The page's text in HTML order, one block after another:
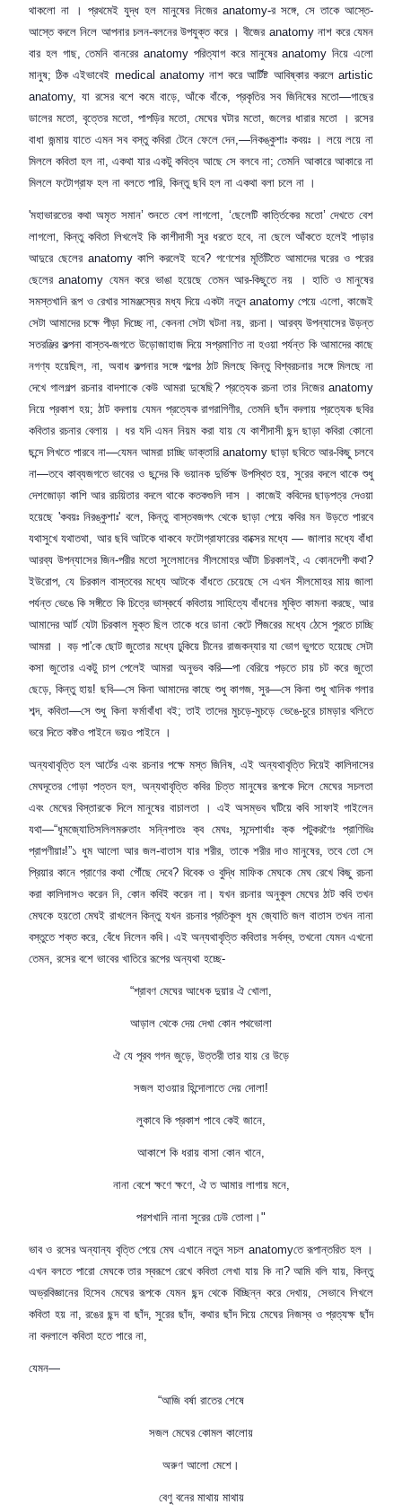
থাকলো না । প্রথমেই যুদ্ধ হল মানুষের নিজের anatomy-র সঙ্গে, সে তাকে আস্তে-
আস্তে বদলে নিলে আপনার চলন-বলনের উপযুক্ত করে । বীজের anatomy নাশ করে যেমন
বার হল গাছ,তেমনি বানরেরanatomy পরিত্যাগ করে মানুষেরanatomyনিয়ে এলো
মানুষ;ঠিক এইভাবেই medical anatomyনাশ করে আর্টিষ্ট আবিষ্কার করলেartistic
anatomy, যা রসের বশে কমে বাড়ে,আঁকে বাঁকে,প্রকৃতির সব জিনিষের মতো—গাছের
ডালের মতো, বৃত্তের মতো, পাপড়ির মতো, মেঘের ঘটার মতো, জলের ধারার মতো । রসের
বাধা জন্মায় যাতে এমন সব বস্তু কবিরা টেনে ফেলে দেন,—নিকঙ্কুশাঃ কবয়ঃ । লয়ে লয়ে না
মিললে কবিতা হল না, একথা যার একটু কবিত্ব আছে সে বলবে না;তেমনি আকারে আকারে না
মিললে ফটোগ্রাফ হল না বলতে পারি, কিন্তু ছবি হল না একথা বলা চলে না ।
'মহাভারতের কথা অমৃত সমান’ শুনতে বেশ লাগলো, ‘ছেলেটি কার্ত্তিকের মতো’ দেখতে বেশ
লাগলো, কিন্তু কবিতা লিখলেই কি কাশীদাসী সুর ধরতে হবে, না ছেলে আঁকতে হলেই পাড়ার
আদুরে ছেলের anatomyকাপি করলেই হবে? গণেশের মূর্তিটিতে আমাদের ঘরের ও পরের
ছেলেরanatomy যেমন করে ভাঙা হয়েছে তেমন আর-কিছুতে নয় । হাতি ও মানুষের
সমস্তখানি রূপ ও রেখার সামঞ্জস্যের মধ্য দিয়ে একটা নতুন anatomyপেয়ে এলো,কাজেই
সেটা আমাদের চক্ষেপীড়া দিচ্ছে না, কেননা সেটা ঘটনা নয়, রচনা। আরব্য উপন্যাসের উড়ন্ত
সতরঞ্জির কল্পনা বাস্তব-জগতে উড়োজাহাজ দিয়ে সপ্রমাণিত না হওয়া পর্যন্ত কি আমাদের কাছে
নগণ্য হয়েছিল,না, অবাধ কল্পনার সঙ্গে গল্পের ঠাট মিলছে কিন্তু বিশ্বরচনার সঙ্গে মিলছে না
দেখে গালগল্প রচনার বাদশাকে কেউ আমরা দুষেছি? প্রত্যেক রচনা তার নিজেরanatomy
নিয়ে প্রকাশ হয়; ঠাট বদলায় যেমন প্রত্যেক রাগরাগিণীর,তেমনিছাঁদবদলায় প্রত্যেক ছবির
কবিতার রচনার বেলায় । ধর যদি এমন নিয়ম করা যায় যে কাশীদাসী ছন্দ ছাড়া কবিরা কোনো
ছন্দে লিখতে পারবে না—যেমন আমরা চাচ্ছি ডাক্তারি anatomy ছাড়া ছবিতে আর-কিছু চলবে
না—তবে কাব্যজগতে ভাবের ও ছন্দের কি ভয়ানক দুর্ভিক্ষ উপস্থিত হয়, সুরের বদলে থাকে শুধু
দেশজোড়া কাশি আর রচয়িতার বদলে থাকে কতকগুলি দাস । কাজেই কবিদের ছাড়পত্র দেওয়া
হয়েছে 'কবয়ঃ নিরঙ্কুশাঃ' বলে, কিন্তু বাস্তবজগৎ থেকে ছাড়া পেয়ে কবির মন উড়তে পারবে
যথাসুখে যথাতথা, আর ছবি আটকে থাকবে ফটোগ্রাফারের বাক্সের মধ্যে — জালার মধ্যে বাঁধা
আরব্য উপন্যাসের জিন-পরীর মতো সুলেমানের সীলমোহর আঁটা চিরকালই, এ কোনদেশী কথা?
ইউরোপ,যে চিরকাল বাস্তবের মধ্যে আটকে বাঁধতে চেয়েছে সে এখন সীলমোহর মায় জালা
পর্যন্ত ভেঙে কি সঙ্গীতে কি চিত্রে ভাস্কর্যে কবিতায় সাহিত্যে বাঁধনের মুক্তি কামনা করছে,আর
আমাদের আর্ট যেটা চিরকাল মুক্ত ছিল তাকে ধরে ডানা কেটে পিঁজরের মধ্যে ঠেসে পুরতে চাচ্ছি
আমরা । বড় পা'কে ছোট জুতোর মধ্যে ঢুকিয়ে চীনের রাজকন্যার যা ভোগ ভুগতে হয়েছে সেটা
কসা জুতোর একটু চাপ পেলেই আমরা অনুভব করি—পা বেরিয়ে পড়তে চায় চট করে জুতো
ছেড়ে,কিন্তু হায়! ছবি—সে কিনা আমাদের কাছে শুধু কাগজ,সুর—সে কিনা শুধু খানিক গলার
শব্দ,কবিতা—সে শুধু কিনা ফর্মাবাঁধা বই;তাই তাদের মুচড়ে-মুচড়ে ভেঙে-চুরে চামড়ার থলিতে
ভরে দিতে কষ্টও পাইনে ভয়ও পাইনে ।
অন্যথাবৃত্তি হল আর্টের এবং রচনার পক্ষে মস্ত জিনিষ, এই অন্যথাবৃত্তি দিয়েই কালিদাসের
মেঘদূতের গোড়া পত্তন হল,অন্যথাবৃত্তি কবির চিত্ত মানুষের রূপকে দিলে মেঘের সচলতা
এবং মেঘের বিস্তারকে দিলে মানুষের বাচালতা । এই অসম্ভব ঘটিয়ে কবি সাফাই গাইলেন
যথা—“ধূমজ্যোতিসলিলমরুতাং সন্নিপাতঃক্বমেঘঃ,সন্দেশার্থাঃ ক্ক পটুকরণৈঃ প্রাণিভিঃ
প্রাপণীয়াঃ!”১ ধুম আলো আর জল-বাতাস যার শরীর,তাকে শরীর দাও মানুষের,তবে তো সে
প্রিয়ার কানে প্রাণের কথা পৌঁছে দেবে? বিবেক ও বুদ্ধি মাফিক মেঘকে মেঘ রেখে কিছু রচনা
করা কালিদাসও করেন নি,কোন কবিই করেন না। যখন রচনার অনুকূল মেঘের ঠাট কবি তখন
মেঘকে হয়তো মেঘই রাখলেন কিন্তু যখন রচনার প্রতিকূল ধূম জ্যোতি জল বাতাস তখন নানা
বস্তুতে শক্ত করে, বেঁধে নিলেন কবি। এই অন্যথাবৃত্তি কবিতার সর্বস্ব,তখনো যেমন এখনো
তেমন, রসের বশে ভাবের খাতিরে রূপের অন্যথা হচ্ছে-
“শ্রাবণ মেঘের আধেক দুয়ার ঐ খোলা,
আড়াল থেকে দেয় দেখা কোন পথভোলা
ঐ যে পূরব গগন জুড়ে, উত্তরী তার যায় রে উড়ে
সজল হাওয়ার হিন্দোলাতে দেয় দোলা!
লুকাবে কি প্রকাশ পাবে কেই জানে,
আকাশে কি ধরায় বাসা কোন খানে,
নানা বেশে ক্ষণে ক্ষণে, ঐ ত আমার লাগায় মনে,
পরশখানি নানা সুরের ঢেউ তোলা।"
ভাব ও রসের অন্যান্য বৃত্তি পেয়ে মেঘ এখানে নতুন সচল anatomyতে রূপান্তরিত হল ।
এখন বলতে পারো মেঘকে তার স্বরূপে রেখে কবিতা লেখা যায় কি না?আমি বলি যায়,কিন্তু
অভ্রবিজ্ঞানের হিসেব মেঘের রূপকে যেমন ছন্দ থেকে বিচ্ছিন্ন করে দেখায়, সেভাবে লিখলে
কবিতা হয় না,রঙের ছন্দ বা ছাঁদ,সুরের ছাঁদ, কথার ছাঁদ দিয়ে মেঘের নিজস্ব ও প্রত্যক্ষ ছাঁদ
না বদলালে কবিতা হতে পারে না,
যেমন—
“আজি বর্ষা রাতের শেষে
সজল মেঘের কোমল কালোয়
অরুণ আলো মেশে।
বেণু বনের মাথায় মাথায়